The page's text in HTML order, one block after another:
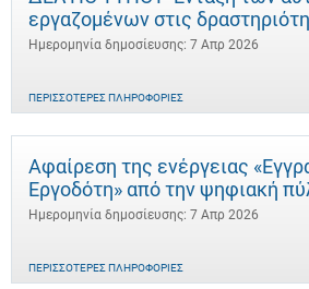
εργαζομένων στις
Ημερομηνία δημοσίευσης: 7 Απρ 2026
ΠΕΡΙΣΣΌΤΕΡΕΣ ΠΛΗΡΟΦΟΡΊΕΣ
Αφαίρεση της ενέργειας
Εργοδότη» από την ψηφιακή
Ημερομηνία δημοσίευσης: 7 Απρ 2026
ΠΕΡΙΣΣΌΤΕΡΕΣ ΠΛΗΡΟΦΟΡΊΕΣ